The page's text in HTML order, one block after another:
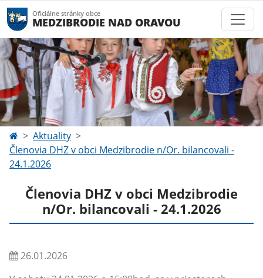
Oficiálne stránky obce
MEDZIBRODIE NAD ORAVOU
Aktuality
Členovia DHZ v obci Medzibrodie n/Or. bilancovali -
24.1.2026
Členovia DHZ v obci Medzibrodie
n/Or. bilancovali - 24.1.2026
26.01.2026